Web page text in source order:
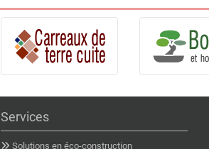
Services
Solutions en éco-construction